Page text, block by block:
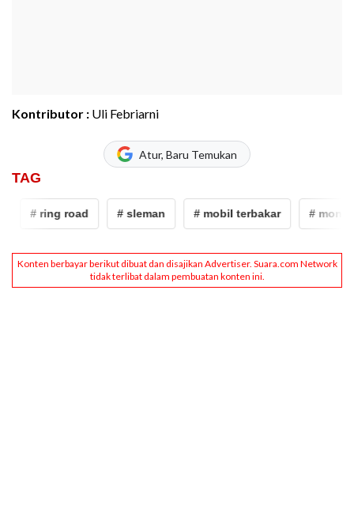
Kontributor : Uli Febriarni
Atur, Baru Temukan
TAG
# ring road # sleman # mobil terbakar # monjali